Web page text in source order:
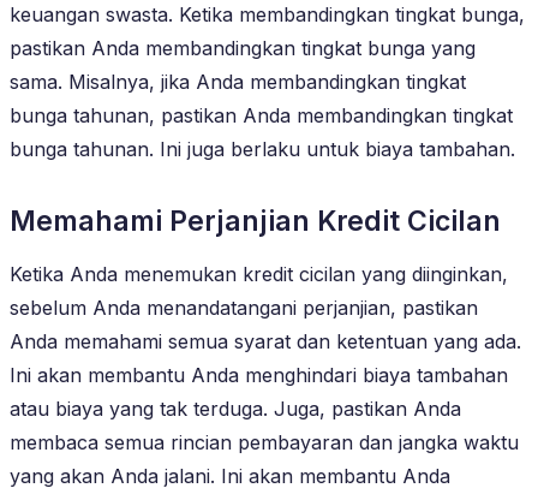
keuangan swasta. Ketika membandingkan tingkat bunga,
pastikan Anda membandingkan tingkat bunga yang
sama. Misalnya, jika Anda membandingkan tingkat
bunga tahunan, pastikan Anda membandingkan tingkat
bunga tahunan. Ini juga berlaku untuk biaya tambahan.
Memahami Perjanjian Kredit Cicilan
Ketika Anda menemukan kredit cicilan yang diinginkan,
sebelum Anda menandatangani perjanjian, pastikan
Anda memahami semua syarat dan ketentuan yang ada.
Ini akan membantu Anda menghindari biaya tambahan
atau biaya yang tak terduga. Juga, pastikan Anda
membaca semua rincian pembayaran dan jangka waktu
yang akan Anda jalani. Ini akan membantu Anda